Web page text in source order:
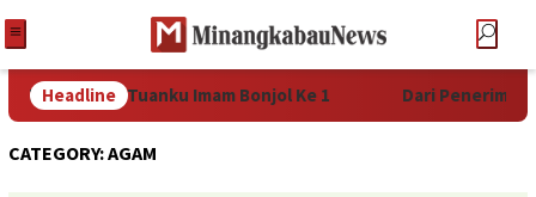
Headline
Tuanku Imam Bonjol Ke 1 Dari Penerima Pin Emas
CATEGORY:AGAM